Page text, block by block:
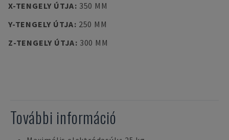
X-TENGELY ÚTJA: 350 MM
Y-TENGELY ÚTJA: 250 MM
Z-TENGELY ÚTJA: 300 MM
További információ